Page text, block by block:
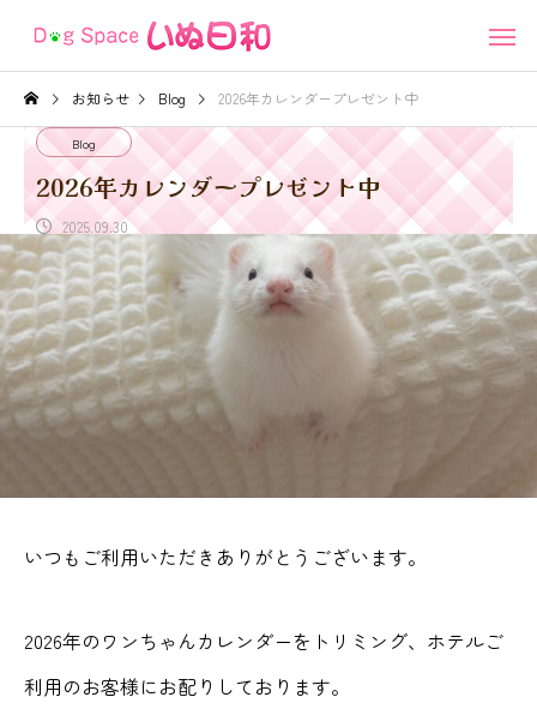
お知らせ Blog 2026年カレンダープレゼント中
Blog
2026年カレンダープレゼント中
2025.09.30
いつもご利用いただきありがとうございます。
2026年のワンちゃんカレンダーをトリミング、ホテルご
利用のお客様にお配りしております。